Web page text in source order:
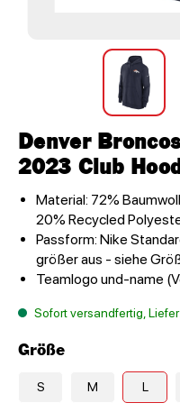
Denver
2023 Club
Material: 72%
20% Recycled
Passform: Nike
größer aus - siehe
Teamlogo und-name
Sofort versandfertig,
Größe
S M L